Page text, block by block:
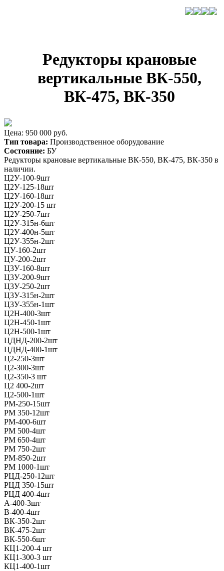
Редукторы крановые
вертикальные ВК-550,
ВК-475, ВК-350
Цена: 950 000 руб.
Тип товара: Производственное оборудование
Состояние: БУ
Редукторы крановые вертикальные ВК-550, ВК-475, ВК-350 в
наличии.
Ц2У-100-9шт
Ц2У-125-18шт
Ц2У-160-18шт
Ц2У-200-15 шт
Ц2У-250-7шт
Ц2У-315н-6шт
Ц2У-400н-5шт
Ц2У-355н-2шт
ЦУ-160-2шт
ЦУ-200-2шт
Ц3У-160-8шт
Ц3У-200-9шт
Ц3У-250-2шт
Ц3У-315н-2шт
Ц3У-355н-1шт
Ц2Н-400-3шт
Ц2Н-450-1шт
Ц2Н-500-1шт
ЦДНД-200-2шт
ЦДНД-400-1шт
Ц2-250-3шт
Ц2-300-3шт
Ц2-350-3 шт
Ц2 400-2шт
Ц2-500-1шт
РМ-250-15шт
РМ 350-12шт
РМ-400-6шт
РМ 500-4шт
РМ 650-4шт
РМ 750-2шт
РМ-850-2шт
РМ 1000-1шт
РЦД-250-12шт
РЦД 350-15шт
РЦД 400-4шт
А-400-3шт
В-400-4шт
ВК-350-2шт
ВК-475-2шт
ВК-550-6шт
КЦ1-200-4 шт
КЦ1-300-3 шт
КЦ1-400-1шт